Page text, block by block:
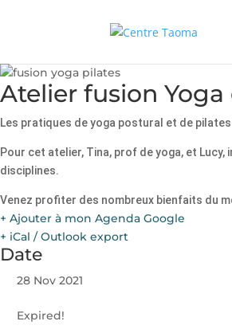
Atelier fusion
Les pratiques de yoga postural et de
Pour cet atelier, Tina, prof de yoga, et
disciplines.
Venez profiter des nombreux bienfaits du
+ Ajouter à mon Agenda Google
+ iCal / Outlook export
Date
28 Nov 2021
Expired!